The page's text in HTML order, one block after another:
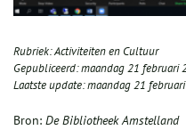
Rubriek:Activiteiten en Cultuur
Gepubliceerd:maandag 21 februari
Laatste update:maandag 21
Bron: De Bibliotheek Amstelland